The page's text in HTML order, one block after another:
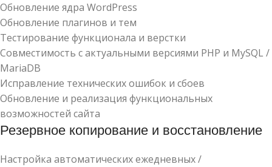
Обновление ядра WordPress
Обновление плагинов и тем
Тестирование функционала и верстки
Совместимость с актуальными версиями PHP и MySQL /
MariaDB
Исправление технических ошибок и сбоев
Обновление и реализация функциональных
возможностей сайта
Резервное копирование и восстановление
Настройка автоматических ежедневных /